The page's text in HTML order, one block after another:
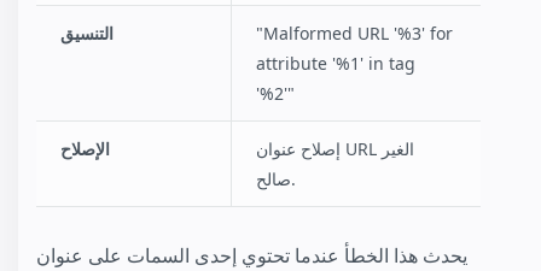
التنسيق
"Malformed URL '%3' for
attribute '%1' in tag
'%2'"
الإصلاح
إصلاح عنوان URL الغير
صالح.
يحدث هذا الخطأ عندما تحتوي إحدى السمات على عنوان